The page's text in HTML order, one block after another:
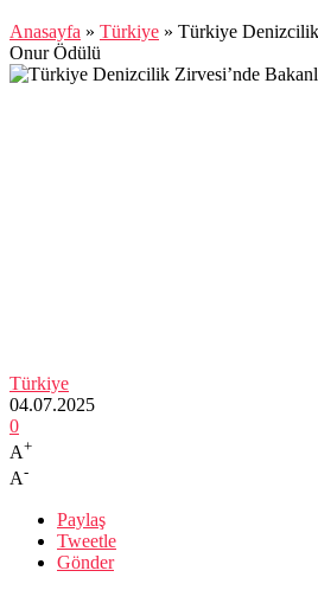
Anasayfa » Türkiye » Türkiye Denizcilik
Onur Ödülü
Türkiye
04.07.2025
0
A+
A-
Paylaş
Tweetle
Gönder